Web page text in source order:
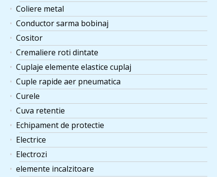
Coliere metal
Conductor sarma bobinaj
Cositor
Cremaliere roti dintate
Cuplaje elemente elastice cuplaj
Cuple rapide aer pneumatica
Curele
Cuva retentie
Echipament de protectie
Electrice
Electrozi
elemente incalzitoare